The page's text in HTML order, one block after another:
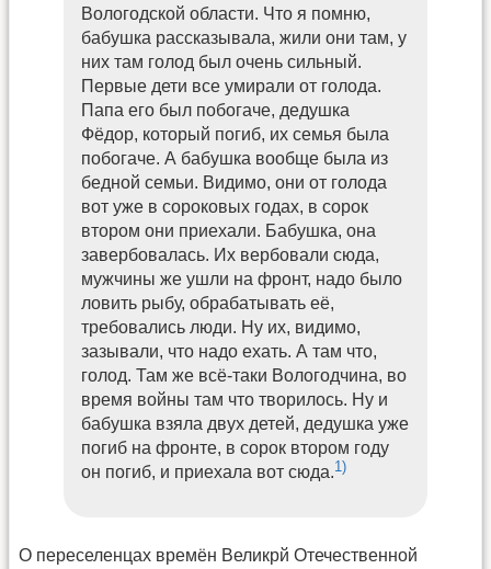
Вологодской области. Что я помню,
бабушка рассказывала, жили они там, у
них там голод был очень сильный.
Первые дети все умирали от голода.
Папа его был побогаче, дедушка
Фёдор, который погиб, их семья была
побогаче. А бабушка вообще была из
бедной семьи. Видимо, они от голода
вот уже в сороковых годах, в сорок
втором они приехали. Бабушка, она
завербовалась. Их вербовали сюда,
мужчины же ушли на фронт, надо было
ловить рыбу, обрабатывать её,
требовались люди. Ну их, видимо,
зазывали, что надо ехать. А там что,
голод. Там же всё-таки Вологодчина, во
время войны там что творилось. Ну и
бабушка взяла двух детей, дедушка уже
погиб на фронте, в сорок втором году
он погиб, и приехала вот сюда.1)
О переселенцах времён Великрй Отечественной